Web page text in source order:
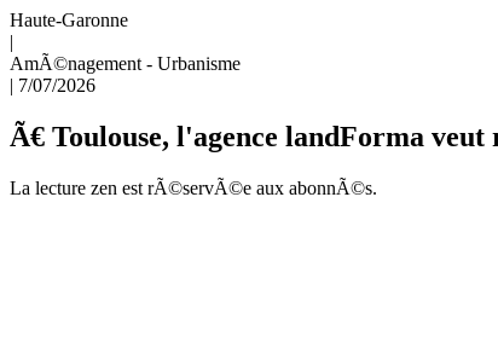
Haute-Garonne
|
AmÃ©nagement - Urbanisme
| 7/07/2026
Ã€ Toulouse, l'agence landForma
La lecture zen est rÃ©servÃ©e aux abonnÃ©s.